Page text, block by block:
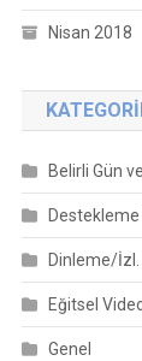
Nisan 2018
Belirli Gün
Destekleme
Dinleme/
Eğitsel
Genel